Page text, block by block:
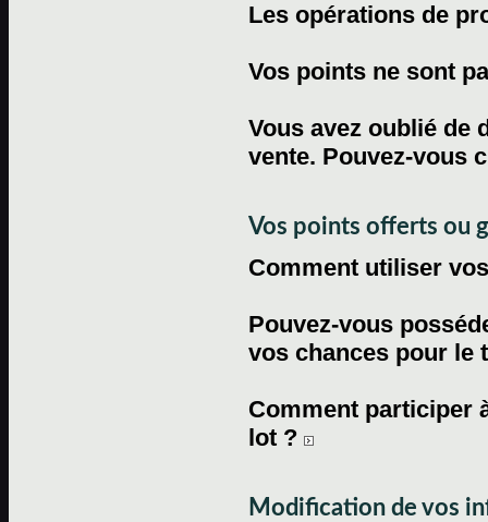
Les opérations de
Vos points ne sont
Vous avez oublié de
vente. Pouvez-vous
Vos points offerts ou
Comment utiliser
Pouvez-vous
vos chances pour le
Comment participer
lot ?
Modification de vos